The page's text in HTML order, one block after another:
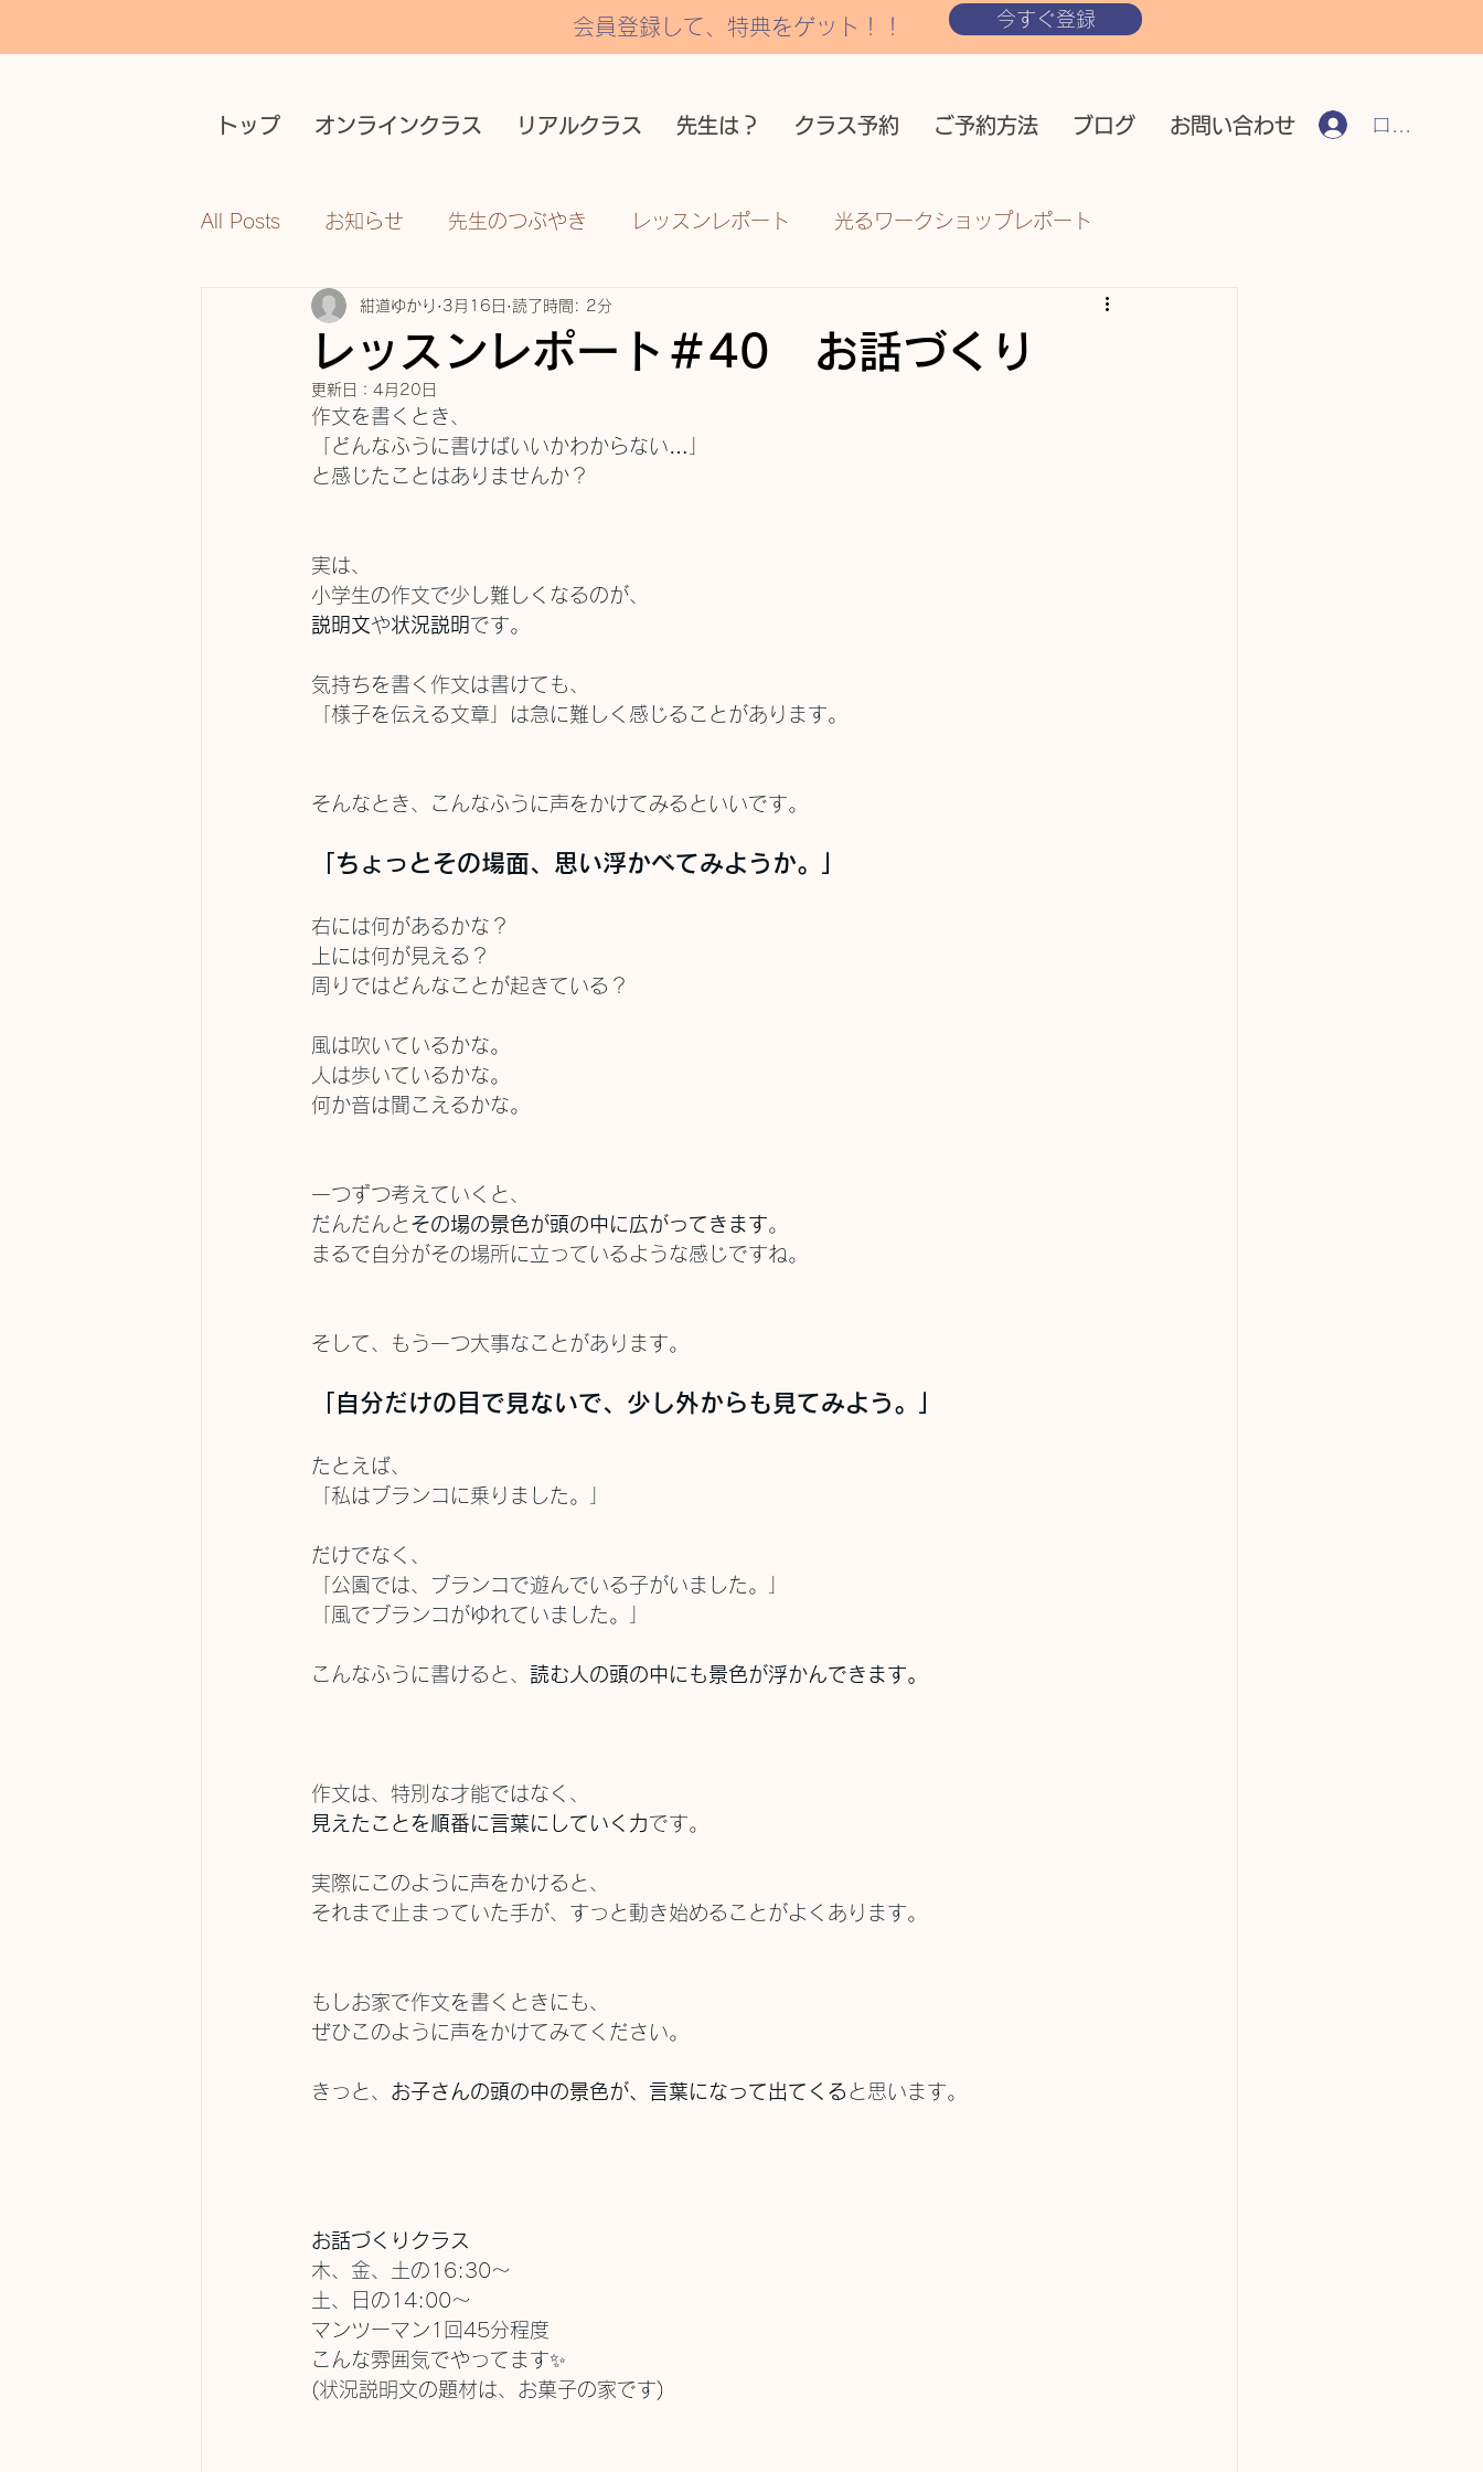
会員登録して、特典をゲット！！ 今すぐ登録
トップ オンラインクラス リアルクラス 先生は？ クラス予約 ご予約方法 ブログ お問い合わせ ログイン
All Posts お知らせ 先生のつぶやき レッスンレポート 光るワークショップレポート
レッスンレポート＃40 お話づくり
紺道ゆかり 3月16日 読了時間: 2分
更新日： 4月20日
作文を書くとき、
「どんなふうに書けばいいかわからない…」
と感じたことはありませんか？
実は、
小学生の作文で少し難しくなるのが、
説明文や状況説明です。
気持ちを書く作文は書けても、
「様子を伝える文章」は急に難しく感じることがあります。
そんなとき、こんなふうに声をかけてみるといいです。
「ちょっとその場面、思い浮かべてみようか。」
右には何があるかな？
上には何が見える？
周りではどんなことが起きている？
風は吹いているかな。
人は歩いているかな。
何か音は聞こえるかな。
一つずつ考えていくと、
だんだんと その場の景色が頭の中に広がってきます。
まるで自分がその場所に立っているような感じですね。
そして、もう一つ大事なことがあります。
「自分だけの目で見ないで、少し外からも見てみよう。」
たとえば、
「私はブランコに乗りました。」
だけでなく、
「公園では、ブランコで遊んでいる子がいました。」
「風でブランコがゆれていました。」
こんなふうに書けると、 読む人の頭の中にも景色が浮かんできます。
作文は、特別な才能ではなく、
見えたことを順番に言葉にしていく力です。
実際にこのように声をかけると、
それまで止まっていた手が、すっと動き始めることがよくあります。
もしお家で作文を書くときにも、
ぜひこのように声をかけてみてください。
きっと、 お子さんの頭の中の景色が、言葉になって出てくる と思います。
お話づくりクラス
木、金、土の16:30〜
土、日の14:00〜
マンツーマン1回45分程度
こんな雰囲気でやってます✨
(状況説明文の題材は、お菓子の家です)